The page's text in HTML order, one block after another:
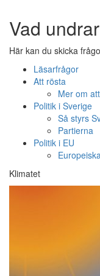
Vad
Här kan du skicka
Läsarfrågor
Att rösta
Mer om
Politik i Sverige
Så styrs
Partierna
Politik i EU
Klimatet